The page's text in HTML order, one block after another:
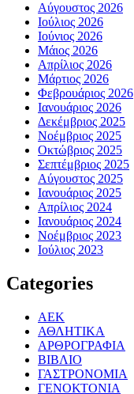
Αύγουστος 2026
Ιούλιος 2026
Ιούνιος 2026
Μάιος 2026
Απρίλιος 2026
Μάρτιος 2026
Φεβρουάριος 2026
Ιανουάριος 2026
Δεκέμβριος 2025
Νοέμβριος 2025
Οκτώβριος 2025
Σεπτέμβριος 2025
Αύγουστος 2025
Ιανουάριος 2025
Απρίλιος 2024
Ιανουάριος 2024
Νοέμβριος 2023
Ιούλιος 2023
Categories
ΑΕΚ
ΑΘΛΗΤΙΚΑ
ΑΡΘΡΟΓΡΑΦΙΑ
ΒΙΒΛΙΟ
ΓΑΣΤΡΟΝΟΜΙΑ
ΓΕΝΟΚΤΟΝΙΑ